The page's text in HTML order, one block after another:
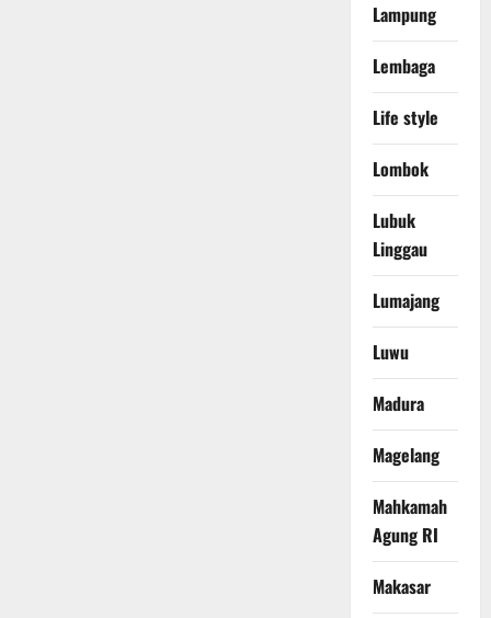
Lampung
Lembaga
Life style
Lombok
Lubuk
Linggau
Lumajang
Luwu
Madura
Magelang
Mahkamah
Agung RI
Makasar